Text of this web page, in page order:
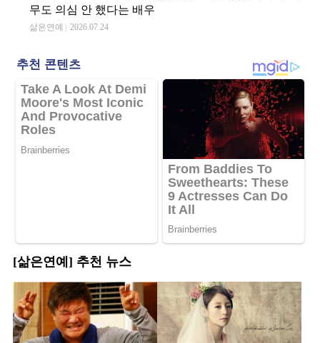
무도 의심 안 했다는 배우
삶은연예 2026.07.24
[삶은연예] 추천 뉴스